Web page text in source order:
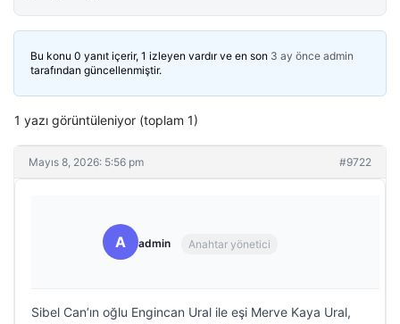
Bu konu 0 yanıt içerir, 1 izleyen vardır ve en son 3 ay önce admin
tarafından güncellenmiştir.
1 yazı görüntüleniyor (toplam 1)
Mayıs 8, 2026: 5:56 pm #9722
A admin Anahtar yönetici
Sibel Can’ın oğlu Engincan Ural ile eşi Merve Kaya Ural,